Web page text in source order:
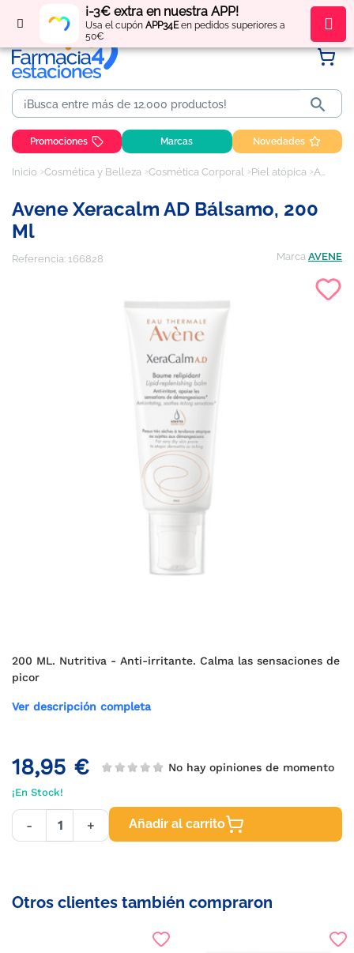
¡-3€ extra en nuestra APP!
Usa el cupón APP34Een pedidos superiores a
50€
Regístratey obténpuntos por tus compras

Promociones Marcas Novedades
Inicio Cosmética y Belleza Cosmética Corporal Piel atópica Avene Xeracalm AD Bálsamo, 200 ml
Avene Xeracalm AD Bálsamo, 200
Ml
Referencia: 166828 Marca AVENE
200 ML. Nutritiva - Anti-irritante. Calma las sensaciones de
picor
Ver descripción completa
18,95 € No hay opiniones de momento
¡En Stock!
- + Añadir al carrito
Otros clientes también compraron